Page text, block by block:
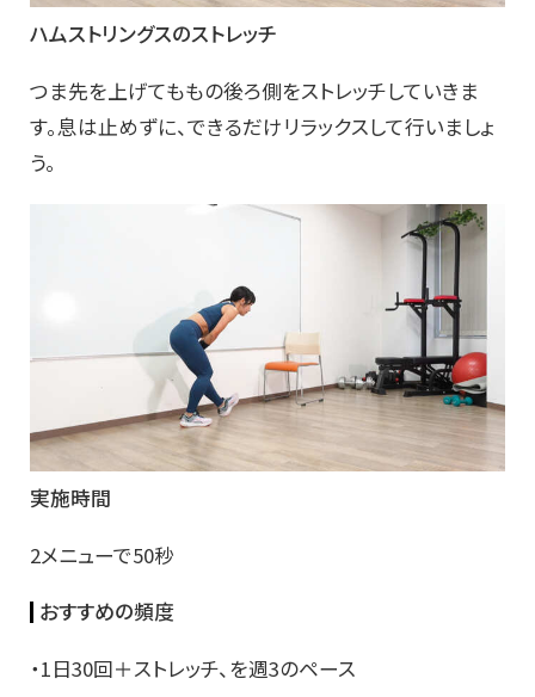
ハムストリングスのストレッチ
つま先を上げてももの後ろ側をストレッチしていきま
す。息は止めずに、できるだけリラックスして行いましょ
う。
実施時間
2メニューで50秒
おすすめの頻度
・1日30回＋ストレッチ、を週3のペース